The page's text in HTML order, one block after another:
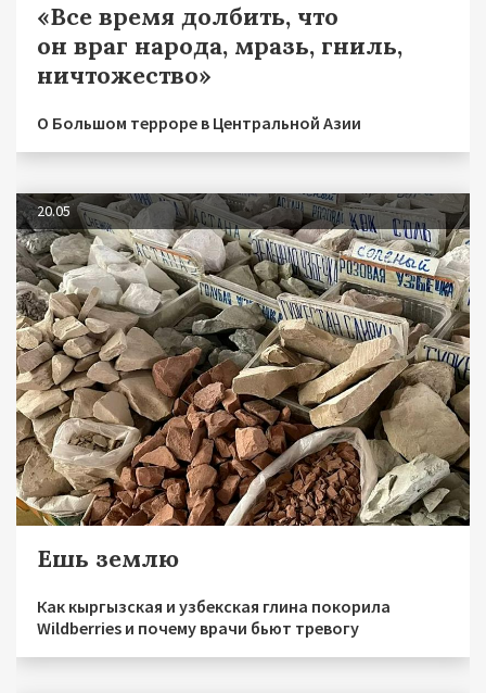
«Все время долбить, что
он враг народа, мразь, гниль,
ничтожество»
О Большом терроре в Центральной Азии
20.05
Ешь землю
Как кыргызская и узбекская глина покорила
Wildberries и почему врачи бьют тревогу